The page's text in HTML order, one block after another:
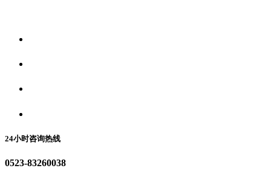
24小时咨询热线
0523-83260038